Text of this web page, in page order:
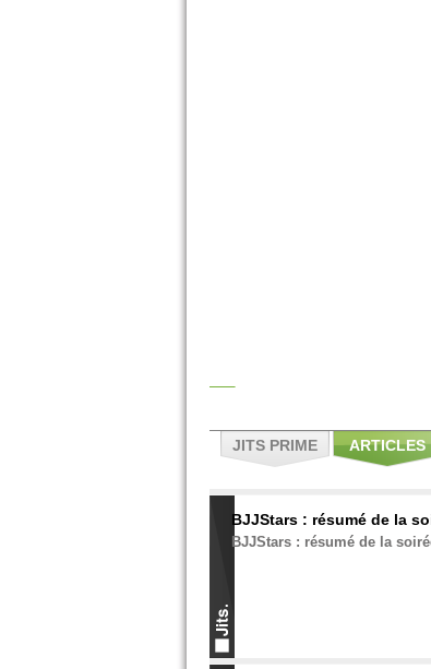
JITS PRIME ARTICLES
BJJStars : résumé de la
BJJStars : résumé de la